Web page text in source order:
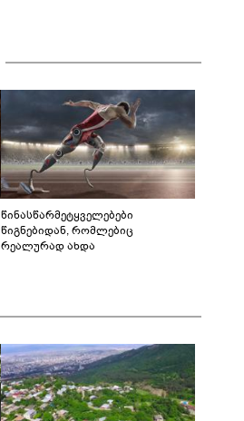
წინასწარმეტყველებები
წიგნებიდან, რომლებიც
რეალურად ახდა